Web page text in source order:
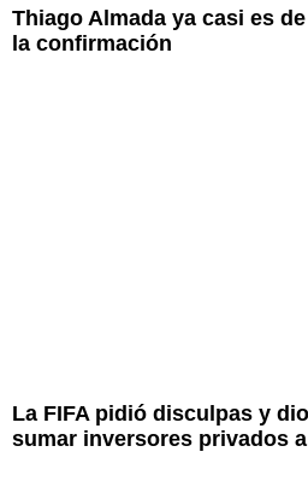
Thiago Almada ya casi es
la confirmación
La FIFA pidió disculpas y
sumar inversores privados